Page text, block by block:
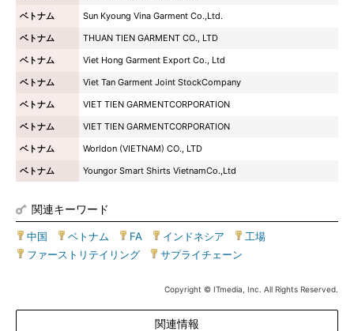
ベトナム
Sun Kyoung Vina Garment Co.,Ltd.
ベトナム
THUAN TIEN GARMENT CO., LTD
ベトナム
Viet Hong Garment Export Co., Ltd
ベトナム
Viet Tan Garment Joint StockCompany
ベトナム
VIET TIEN GARMENTCORPORATION
ベトナム
VIET TIEN GARMENTCORPORATION
ベトナム
Worldon (VIETNAM) CO., LTD
ベトナム
Youngor Smart Shirts VietnamCo.,Ltd
関連キーワード
中国 ベトナム FA インドネシア 工場
ファーストリテイリング
サプライチェーン
Copyright © ITmedia, Inc. All Rights Reserved.
関連情報